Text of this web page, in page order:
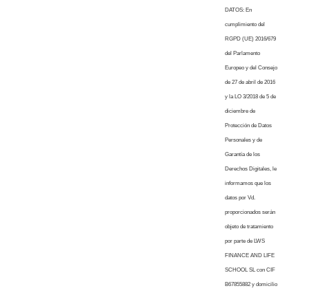
DATOS: En
cumplimiento del
RGPD (UE) 2016/679
del Parlamento
Europeo y del Consejo
de 27 de abril de 2016
y la LO 3/2018 de 5 de
diciembre de
Protección de Datos
Personales y de
Garantía de los
Derechos Digitales, le
informamos que los
datos por Vd.
proporcionados serán
objeto de tratamiento
por parte de LWS
FINANCE AND LIFE
SCHOOL SL con CIF
B67855882 y domicilio